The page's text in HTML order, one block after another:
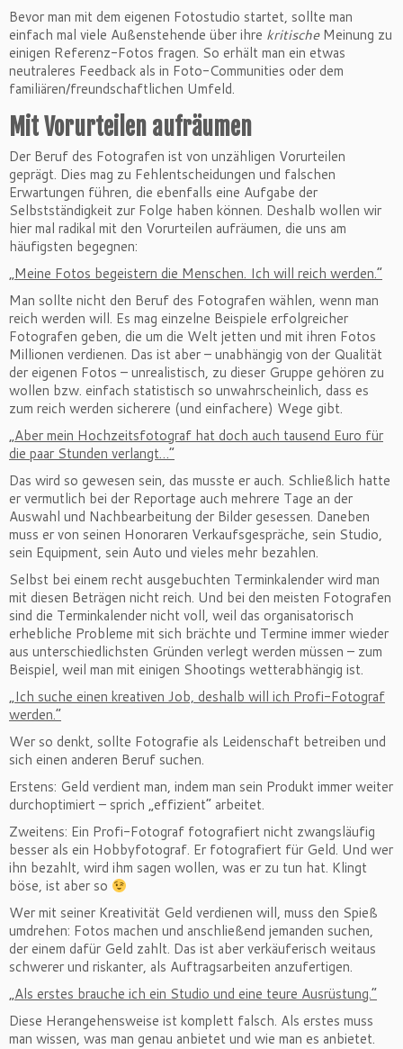
Bevor man mit dem eigenen Fotostudio startet, sollte man
einfach mal viele Außenstehende über ihre kritischeMeinung zu
einigen Referenz-Fotos fragen. So erhält man ein etwas
neutraleres Feedback als in Foto-Communities oder dem
familiären/freundschaftlichen Umfeld.
Mit Vorurteilen aufräumen
Der Beruf des Fotografen ist von unzähligen Vorurteilen
geprägt. Dies mag zu Fehlentscheidungen und falschen
Erwartungen führen, die ebenfalls eine Aufgabe der
Selbstständigkeit zur Folge haben können. Deshalb wollen wir
hier mal radikal mit den Vorurteilen aufräumen, die uns am
häufigsten begegnen:
„Meine Fotos begeistern die Menschen. Ich will reich werden.“
Man sollte nicht den Beruf des Fotografen wählen, wenn man
reich werden will. Es mag einzelne Beispiele erfolgreicher
Fotografen geben, die um die Welt jetten und mit ihren Fotos
Millionen verdienen. Das ist aber – unabhängig von der Qualität
der eigenen Fotos – unrealistisch, zu dieser Gruppe gehören zu
wollen bzw. einfach statistisch so unwahrscheinlich, dass es
zum reich werden sicherere (und einfachere) Wege gibt.
„Aber mein Hochzeitsfotograf hat doch auch tausend Euro für
die paar Stunden verlangt…“
Das wird so gewesen sein, das musste er auch. Schließlich hatte
er vermutlich bei der Reportage auch mehrere Tage an der
Auswahl und Nachbearbeitung der Bilder gesessen. Daneben
muss er von seinen Honoraren Verkaufsgespräche, sein Studio,
sein Equipment, sein Auto und vieles mehr bezahlen.
Selbst bei einem recht ausgebuchten Terminkalender wird man
mit diesen Beträgen nicht reich. Und bei den meisten Fotografen
sind die Terminkalender nicht voll, weil das organisatorisch
erhebliche Probleme mit sich brächte und Termine immer wieder
aus unterschiedlichsten Gründen verlegt werden müssen – zum
Beispiel, weil man mit einigen Shootings wetterabhängig ist.
„Ich suche einen kreativen Job, deshalb will ich Profi-Fotograf
werden.“
Wer so denkt, sollte Fotografie als Leidenschaft betreiben und
sich einen anderen Beruf suchen.
Erstens: Geld verdient man, indem man sein Produkt immer weiter
durchoptimiert – sprich „effizient“ arbeitet.
Zweitens: Ein Profi-Fotograf fotografiert nicht zwangsläufig
besser als ein Hobbyfotograf. Er fotografiert für Geld. Und wer
ihn bezahlt, wird ihm sagen wollen, was er zu tun hat. Klingt
böse, ist aber so
Wer mit seiner Kreativität Geld verdienen will, muss den Spieß
umdrehen: Fotos machen und anschließend jemanden suchen,
der einem dafür Geld zahlt. Das ist aber verkäuferisch weitaus
schwerer und riskanter, als Auftragsarbeiten anzufertigen.
„Als erstes brauche ich ein Studio und eine teure Ausrüstung.“
Diese Herangehensweise ist komplett falsch. Als erstes muss
man wissen, was man genau anbietet und wie man es anbietet.